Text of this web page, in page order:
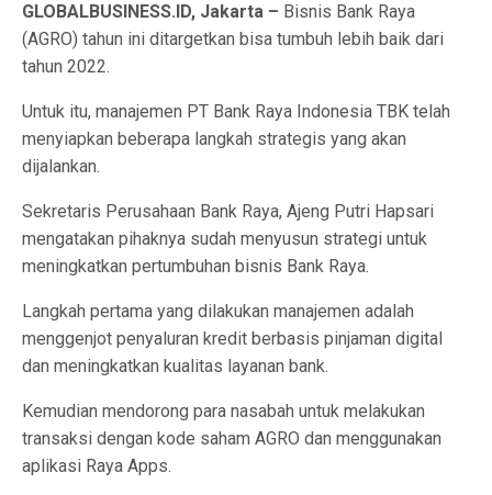
GLOBALBUSINESS.ID, Jakarta – Bisnis Bank Raya
(AGRO) tahun ini ditargetkan bisa tumbuh lebih baik dari
tahun 2022.
Untuk itu, manajemen PT Bank Raya Indonesia TBK telah
menyiapkan beberapa langkah strategis yang akan
dijalankan.
Sekretaris Perusahaan Bank Raya, Ajeng Putri Hapsari
mengatakan pihaknya sudah menyusun strategi untuk
meningkatkan pertumbuhan bisnis Bank Raya.
Langkah pertama yang dilakukan manajemen adalah
menggenjot penyaluran kredit berbasis pinjaman digital
dan meningkatkan kualitas layanan bank.
Kemudian mendorong para nasabah untuk melakukan
transaksi dengan kode saham AGRO dan menggunakan
aplikasi Raya Apps.